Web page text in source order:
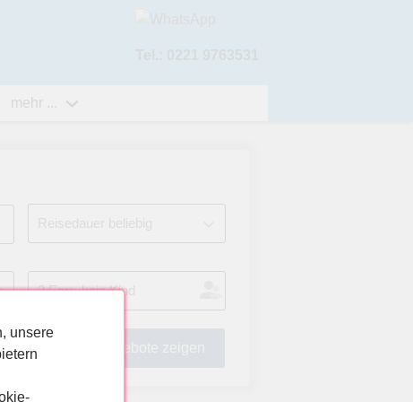
mehr ...
unsere